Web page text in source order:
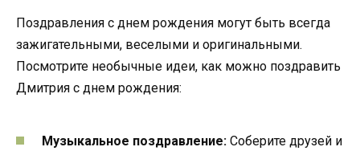
Поздравления с днем рождения могут быть всегда
зажигательными, веселыми и оригинальными.
Посмотрите необычные идеи, как можно поздравить
Дмитрия с днем рождения:
Музыкальное поздравление: Соберите друзей и